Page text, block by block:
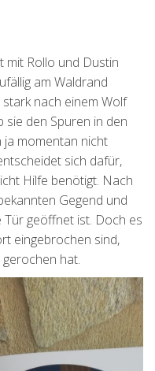
mit Rollo und Dustin
am Waldrand
nach einem Wolf
sie den Spuren in den
ja momentan nicht
sich dafür,
Hilfe benötigt. Nach
Gegend und
geöffnet ist. Doch es
eingebrochen sind,
hat.